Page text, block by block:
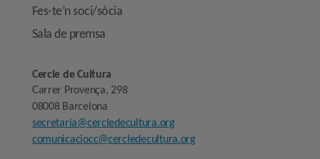
Fes-te’n soci/sòcia
Sala de premsa
Cercle de Cultura
Carrer Provença, 298
08008 Barcelona
secretaria@cercledecultura.org
comunicaciocc@cercledecultura.org